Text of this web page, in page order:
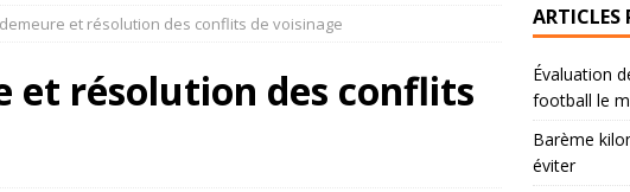
et résolution des conflits de voisinage
et résolution des conflits
ARTICLES
Évaluation
football le
Barème
éviter